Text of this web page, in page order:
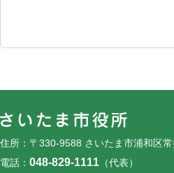
住所：〒330-9588 さいたま市浦和区
電話： 048-829-1111 （代表）